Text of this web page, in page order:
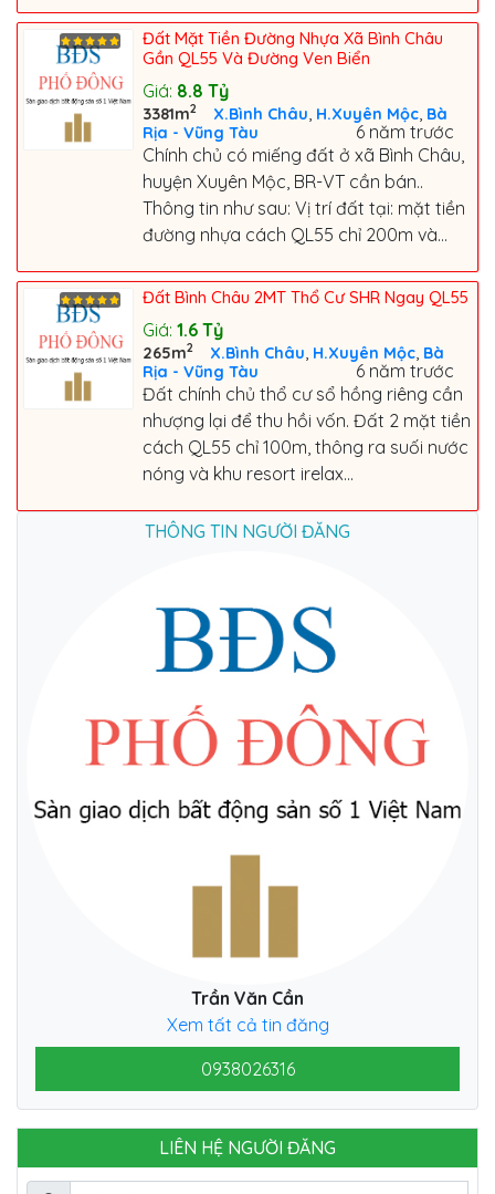
Đất Mặt Tiền Đường Nhựa Xã Bình Châu
Gần QL55 Và Đường Ven Biển
Giá: 8.8 Tỷ
3381m2 X.Bình Châu H.Xuyên Mộc Bà
Rịa - Vũng Tàu
6 năm trước
Chính chủ có miếng đất ở xã Bình Châu,
huyện Xuyên Mộc, BR-VT cần bán..
Thông tin như sau: Vị trí đất tại: mặt tiền
đường nhựa cách QL55 chỉ 200m và...
Đất Bình Châu 2MT Thổ Cư SHR Ngay QL55
Giá: 1.6 Tỷ
265m2 X.Bình Châu H.Xuyên Mộc Bà
Rịa - Vũng Tàu
6 năm trước
Đất chính chủ thổ cư sổ hồng riêng cần
nhượng lại để thu hồi vốn. Đất 2 mặt tiền
cách QL55 chỉ 100m, thông ra suối nước
nóng và khu resort irelax...
THÔNG TIN NGƯỜI ĐĂNG
Trần Văn Cần
Xem tất cả tin đăng
0938026316
LIÊN HỆ NGƯỜI ĐĂNG